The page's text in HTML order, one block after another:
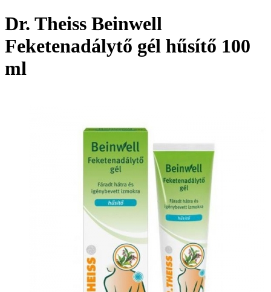
Dr. Theiss Beinwell
Feketenadálytő gél hűsítő 100
ml